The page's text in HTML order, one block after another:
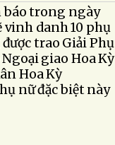
báo trong ngày
vinh danh 10 phụ
trao Giải Phụ
giao Hoa Kỳ
Hoa Kỳ
nữ đặc biệt này